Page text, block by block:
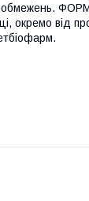
обмежень.
окремо від